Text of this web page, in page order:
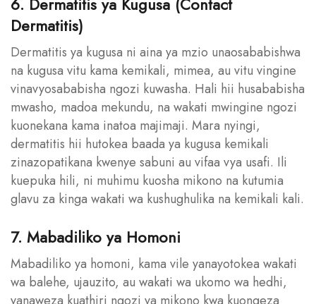
Dermatitis)
Dermatitis ya kugusa ni aina ya mzio unaosababishwa
na kugusa vitu kama kemikali, mimea, au vitu vingine
vinavyosababisha ngozi kuwasha. Hali hii husababisha
mwasho, madoa mekundu, na wakati mwingine ngozi
kuonekana kama inatoa majimaji. Mara nyingi,
dermatitis hii hutokea baada ya kugusa kemikali
zinazopatikana kwenye sabuni au vifaa vya usafi. Ili
kuepuka hili, ni muhimu kuosha mikono na kutumia
glavu za kinga wakati wa kushughulika na kemikali kali.
7. Mabadiliko ya Homoni
Mabadiliko ya homoni, kama vile yanayotokea wakati
wa balehe, ujauzito, au wakati wa ukomo wa hedhi,
yanaweza kuathiri ngozi ya mikono kwa kuongeza